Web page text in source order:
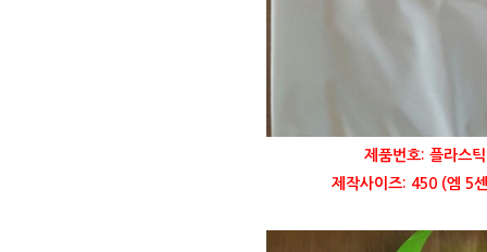
제품번호: 플라스
제작사이즈: 450 (엠 5